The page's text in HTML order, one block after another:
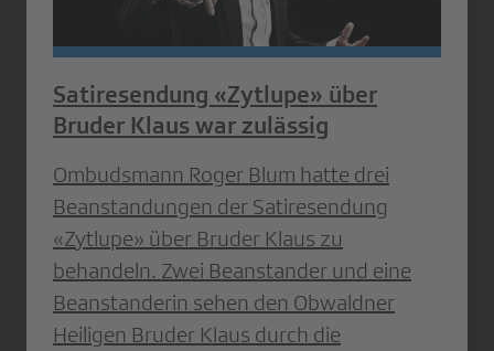
Satiresendung «Zytlupe» über
Bruder Klaus war zulässig
Ombudsmann Roger Blum hatte drei
Beanstandungen der Satiresendung
«Zytlupe» über Bruder Klaus zu
behandeln. Zwei Beanstander und eine
Beanstanderin sehen den Obwaldner
Heiligen Bruder Klaus durch die